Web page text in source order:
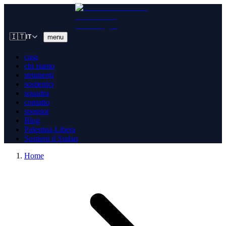
🇮🇹 IT menu
casa
chi siamo
strumenti
sostienici
squadra
contatto
sponsor
Blog
Palestina Libera
Sostieni il Sudan
Home